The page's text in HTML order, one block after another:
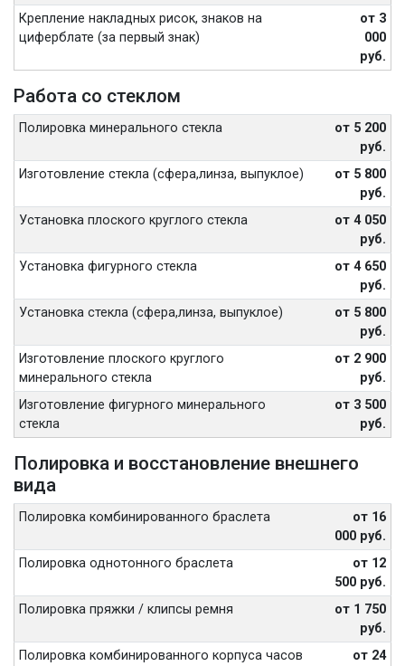
Крепление накладных рисок, знаков на
циферблате (за первый знак)
от 3
000
руб.
Работа со стеклом
Полировка минерального стекла
от 5 200
руб.
Изготовление стекла (сфера,линза, выпуклое)
от 5 800
руб.
Установка плоского круглого стекла
от 4 050
руб.
Установка фигурного стекла
от 4 650
руб.
Установка стекла (сфера,линза, выпуклое)
от 5 800
руб.
Изготовление плоского круглого
минерального стекла
от 2 900
руб.
Изготовление фигурного минерального
стекла
от 3 500
руб.
Полировка и восстановление внешнего
вида
Полировка комбинированного браслета
от 16
000 руб.
Полировка однотонного браслета
от 12
500 руб.
Полировка пряжки / клипсы ремня
от 1 750
руб.
Полировка комбинированного корпуса часов
от 24